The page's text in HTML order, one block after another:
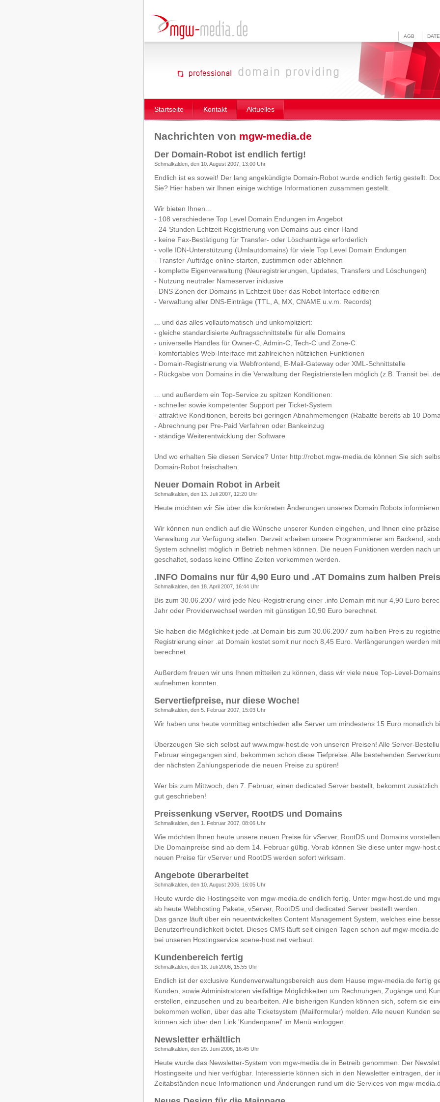
Startseite Kontakt Aktuelles
AGB
Nachrichten von mgw-media.de
Der Domain-Robot ist endlich fertig!
Schmalkalden, den 10. August 2007, 13:00 Uhr
Endlich ist es soweit! Der lang angekündigte Domain-Robot wurde endlich fertig gestellt.
Sie? Hier haben wir Ihnen einige wichtige Informationen zusammen gestellt.
Wir bieten Ihnen...
- 108 verschiedene Top Level Domain Endungen im Angebot
- 24-Stunden Echtzeit-Registrierung von Domains aus einer Hand
- keine Fax-Bestätigung für Transfer- oder Löschanträge erforderlich
- volle IDN-Unterstützung (Umlautdomains) für viele Top Level Domain Endungen
- Transfer-Aufträge online starten, zustimmen oder ablehnen
- komplette Eigenverwaltung (Neuregistrierungen, Updates, Transfers und Löschungen)
- Nutzung neutraler Nameserver inklusive
- DNS Zonen der Domains in Echtzeit über das Robot-Interface editieren
- Verwaltung aller DNS-Einträge (TTL, A, MX, CNAME u.v.m. Records)
... und das alles vollautomatisch und unkompliziert:
- gleiche standardisierte Auftragsschnittstelle für alle Domains
- universelle Handles für Owner-C, Admin-C, Tech-C und Zone-C
- komfortables Web-Interface mit zahlreichen nützlichen Funktionen
- Domain-Registrierung via Webfrontend, E-Mail-Gateway oder XML-Schnittstelle
- Rückgabe von Domains in die Verwaltung der Registrierstellen möglich (z.B. Transit bei
... und außerdem ein Top-Service zu spitzen Konditionen:
- schneller sowie kompetenter Support per Ticket-System
- attraktive Konditionen, bereits bei geringen Abnahmemengen (Rabatte bereits ab 10
- Abrechnung per Pre-Paid Verfahren oder Bankeinzug
- ständige Weiterentwicklung der Software
Und wo erhalten Sie diesen Service? Unter http://robot.mgw-media.de können Sie sich
Domain-Robot freischalten.
Neuer Domain Robot in Arbeit
Schmalkalden, den 13. Juli 2007, 12:20 Uhr
Heute möchten wir Sie über die konkreten Änderungen unseres Domain Robots informieren.
Wir können nun endlich auf die Wünsche unserer Kunden eingehen, und Ihnen eine
Verwaltung zur Verfügung stellen. Derzeit arbeiten unsere Programmierer am Backend,
System schnellst möglich in Betrieb nehmen können. Die neuen Funktionen werden nach
geschaltet, sodass keine Offline Zeiten vorkommen werden.
.INFO Domains nur für 4,90 Euro und .AT Domains zum halben
Schmalkalden, den 18. April 2007, 16:44 Uhr
Bis zum 30.06.2007 wird jede Neu-Registrierung einer .info Domain mit nur 4,90 Euro
Jahr oder Providerwechsel werden mit günstigen 10,90 Euro berechnet.
Sie haben die Möglichkeit jede .at Domain bis zum 30.06.2007 zum halben Preis zu
Registrierung einer .at Domain kostet somit nur noch 8,45 Euro. Verlängerungen werden
berechnet.
Außerdem freuen wir uns Ihnen mitteilen zu können, dass wir viele neue Top-Level-
aufnehmen konnten.
Servertiefpreise, nur diese Woche!
Schmalkalden, den 5. Februar 2007, 15:03 Uhr
Wir haben uns heute vormittag entschieden alle Server um mindestens 15 Euro monatlich
Überzeugen Sie sich selbst auf www.mgw-host.de von unseren Preisen! Alle Server-
Februar eingegangen sind, bekommen schon diese Tiefpreise. Alle bestehenden
der nächsten Zahlungsperiode die neuen Preise zu spüren!
Wer bis zum Mittwoch, den 7. Februar, einen dedicated Server bestellt, bekommt
gut geschrieben!
Preissenkung vServer, RootDS und Domains
Schmalkalden, den 1. Februar 2007, 08:06 Uhr
Wie möchten Ihnen heute unsere neuen Preise für vServer, RootDS und Domains vorstellen.
Die Domainpreise sind ab dem 14. Februar gültig. Vorab können Sie diese unter mgw-
neuen Preise für vServer und RootDS werden sofort wirksam.
Angebote überarbeitet
Schmalkalden, den 10. August 2006, 16:05 Uhr
Heute wurde die Hostingseite von mgw-media.de endlich fertig. Unter mgw-host.de und
ab heute Webhosting Pakete, vServer, RootDS und dedicated Server bestellt werden.
Das ganze läuft über ein neuentwickeltes Content Management System, welches eine
Benutzerfreundlichkeit bietet. Dieses CMS läuft seit einigen Tagen schon auf mgw-
bei unseren Hostingservice scene-host.net verbaut.
Kundenbereich fertig
Schmalkalden, den 18. Juli 2006, 15:55 Uhr
Endlich ist der exclusive Kundenverwaltungsbereich aus dem Hause mgw-media.de fertig
Kunden, sowie Administratoren vielfälltige Möglichkeiten um Rechnungen, Zugänge und
erstellen, einzusehen und zu bearbeiten. Alle bisherigen Kunden können sich, sofern sie
bekommen wollen, über das alte Ticketsystem (Mailformular) melden. Alle neuen Kunden
können sich über den Link 'Kundenpanel' im Menü einloggen.
Newsletter erhältlich
Schmalkalden, den 29. Juni 2006, 16:45 Uhr
Heute wurde das Newsletter-System von mgw-media.de in Betreib genommen. Der
Hostingseite und hier verfügbar. Interessierte können sich in den Newsletter eintragen, der
Zeitabständen neue Informationen und Änderungen rund um die Services von mgw-